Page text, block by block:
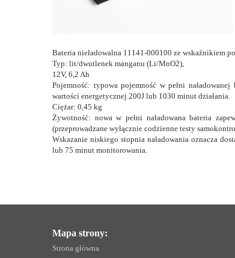
Bateria nieładowalna 11141-000100 ze wskaźnikiem
Typ: lit/dwutlenek manganu (Li/MnO2),
12V, 6,2 Ah
Pojemność: typowa pojemność w pełni
wartości energetycznej 200J lub 1030 minut działania.
Ciężar: 0,45 kg
Żywotność: nowa w pełni naładowana bateria
(przeprowadzane wyłącznie codzienne testy
Wskazanie niskiego stopnia naładowania oznacza
lub 75 minut monitorowania.
Mapa strony:
Strona główna